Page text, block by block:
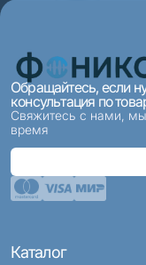
Обращайтесь, если
консультация по
Свяжитесь с нами,
время
Каталог